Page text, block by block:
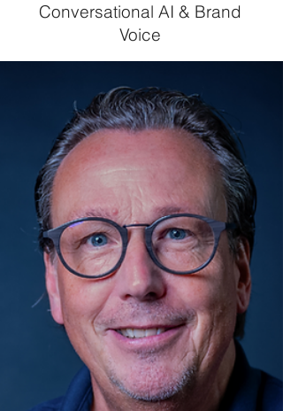
Conversational AI & Brand
Voice